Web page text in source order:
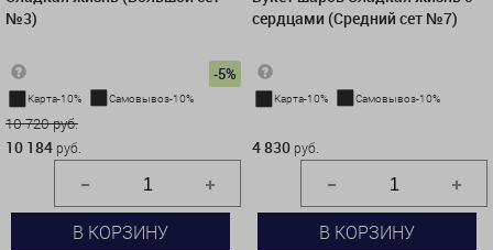
№3)
-5%
Карта-10% Самовывоз-10%
10 720 руб.
10 184 руб.
В КОРЗИНУ
сердцами (Средний сет №7)
Карта-10% Самовывоз-10%
4 830 руб.
В КОРЗИНУ